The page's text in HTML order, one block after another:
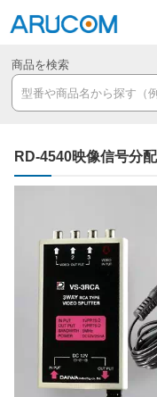
商品を検索
RD-4540映像信号分